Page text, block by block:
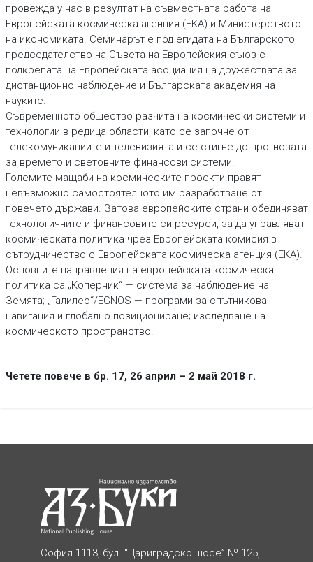
провежда у нас в резултат на съвместната работа на
Европейската космическа агенция (ЕКА) и Министерството
на икономиката. Семинарът е под егидата на Българското
председателство на Съвета на Европейския съюз с
подкрепата на Европейската асоциация на дружествата за
дистанционно наблюдение и Българската академия на
науките.
Съвременното общество разчита на космически системи и
технологии в редица области, като се започне от
телекомуникациите и телевизията и се стигне до прогнозата
за времето и световните финансови системи.
Големите мащаби на космическите проекти правят
невъзможно самостоятелното им разработване от
повечето държави. Затова европейските страни обединяват
технологичните и финансовите си ресурси, за да управляват
космическата политика чрез Европейската комисия в
сътрудничество с Европейската космическа агенция (ЕКА).
Основните направления на европейската космическа
политика са „Коперник“ — система за наблюдение на
Земята; „Галилео“/EGNOS — програми за спътникова
навигация и глобално позициониране; изследване на
космическото пространство.
Четете повече в бр. 17, 26 април – 2 май 2018 г.
София 1113, бул. “Цариградско шосе” № 125,